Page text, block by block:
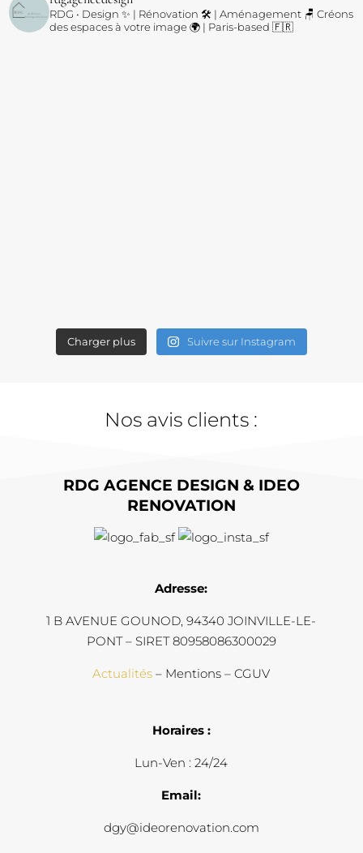
RDG • Design ✨ | Rénovation 🛠️ | Aménagement 🪑 Créons
des espaces à votre image 🌍 | Paris-based 🇫🇷
Charger plus Suivre sur Instagram
Nos avis clients :
RDG AGENCE DESIGN & IDEO
RENOVATION
Adresse:
1 B AVENUE GOUNOD, 94340 JOINVILLE-LE-
PONT – SIRET 80958086300029
Actualités – Mentions – CGUV
Horaires :
Lun-Ven : 24/24
Email:
dgy@ideorenovation.com